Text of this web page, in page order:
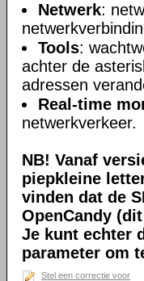
Netwerk:
Tools:
achter de
adressen
Real-time
netwerkverkeer.
NB! Vanaf
piepkleine
vinden dat de
OpenCandy
Je kunt echter
parameter om
Stel een correctie voor